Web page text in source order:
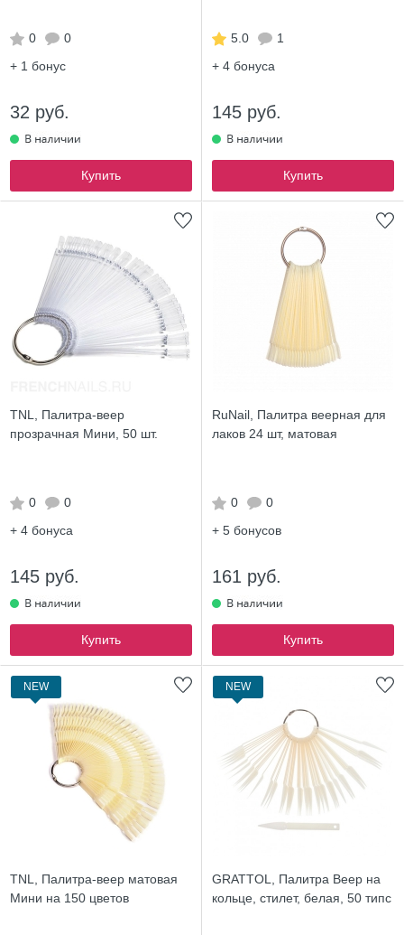
0
0
+ 1 бонус
32 руб.
Купить
5.0
1
+ 4 бонуса
145 руб.
Купить
TNL, Палитра-веер
прозрачная Мини, 50 шт.
0
0
+ 4 бонуса
145 руб.
Купить
RuNail, Палитра веерная для
лаков 24 шт, матовая
0
0
+ 5 бонусов
161 руб.
Купить
NEW
TNL, Палитра-веер матовая
Мини на 150 цветов
NEW
GRATTOL, Палитра Веер на
кольце, стилет, белая, 50 типс